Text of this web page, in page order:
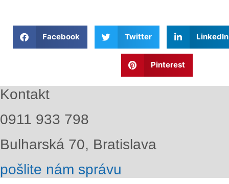
Facebook Twitter LinkedIn
Pinterest
Kontakt
0911 933 798
Bulharská 70, Bratislava
pošlite nám správu